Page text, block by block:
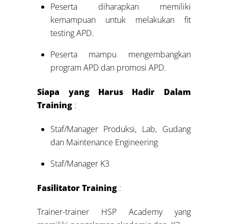
Peserta diharapkan memiliki
kemampuan untuk melakukan fit
testing APD.
Peserta mampu mengembangkan
program APD dan promosi APD.
Siapa yang Harus Hadir Dalam
Training :
Staf/Manager Produksi, Lab, Gudang
dan Maintenance Engineering
Staf/Manager K3
Fasilitator Training :
Trainer-trainer HSP Academy yang